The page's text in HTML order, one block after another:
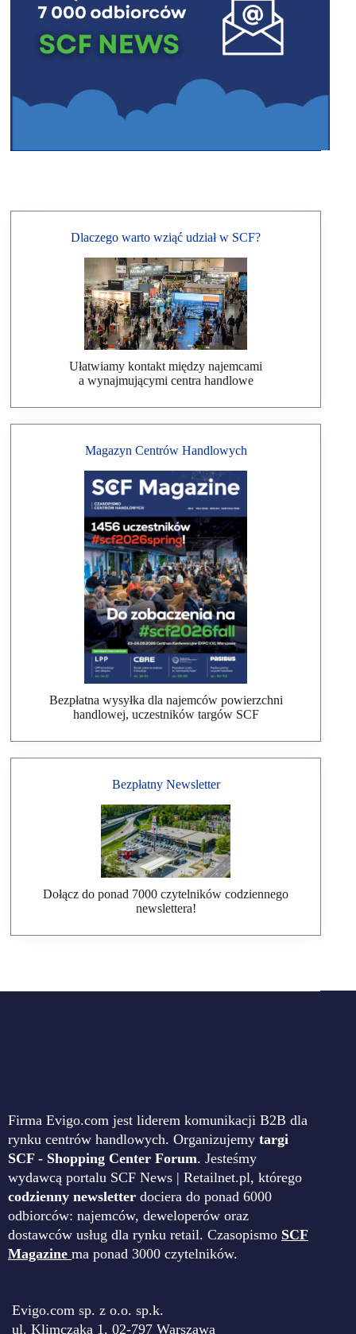
Dlaczego warto wziąć udział w SCF?
Ułatwiamy kontakt między najemcami
a wynajmującymi centra handlowe
Magazyn Centrów Handlowych
Bezpłatna wysyłka dla najemców powierzchni
handlowej, uczestników targów SCF
Bezpłatny Newsletter
Dołącz do ponad 7000 czytelników codziennego
newslettera!
Firma Evigo.com jest liderem komunikacji B2B dla
rynku centrów handlowych. Organizujemy targi
SCF - Shopping Center Forum. Jesteśmy
wydawcą portalu SCF News | Retailnet.pl, którego
codzienny newsletter dociera do ponad 6000
odbiorców: najemców, deweloperów oraz
dostawców usług dla rynku retail. Czasopismo SCF
Magazine ma ponad 3000 czytelników.
Evigo.com sp. z o.o. sp.k.
ul. Klimczaka 1, 02-797 Warszawa